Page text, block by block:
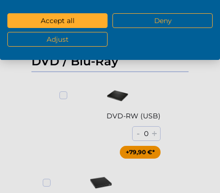
+229,90 €*
Mostra di più
DVD / Blu-Ray
DVD-RW (USB)
- 0 +
+79,90 €*
Accept all Deny
Adjust